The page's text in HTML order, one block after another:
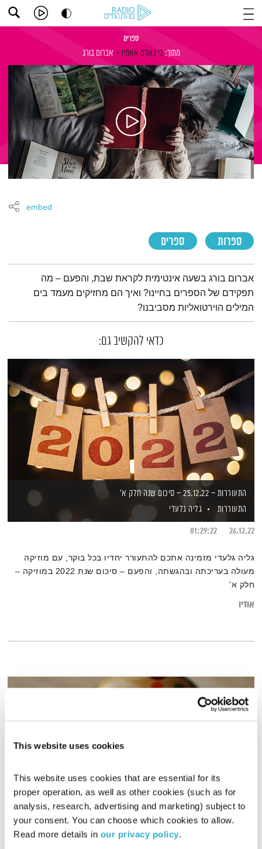
This website uses cookies
This website uses cookies that are essential for its
proper operation, as well as other cookies (such as for
analysis, research, advertising and marketing) subject to
your consent. You can choose which cookies to allow.
Read more details in our privacy policy.
ספרים
מתוך: כי באדם אאמין אברום בורג
ספרות ספרים
embed
תמצית הפודקאסט
אברום בורג בשעה אינטימית לקראת שבת, והפעם – מה
תפקידם של הספרים בחיינו? ואיך הם מחזיקים מעמד בים
המילים הוירטואליות מסביבנו?
כדאי להקשיב גם:
התעוררות – 25.12.22 – סיכום שנה חלק א'
התעוררות
גליה גלעדי
26.12.22
01:29:22
גליה גלעדי מזמינה אתכם להתעורר יחדיו בכל בוקר, עם מוזיקה
מעולה בעריכתה ובהגשתה, והפעם – סיכום שנת 2022 במוזיקה –
חלק א'
אודיו
עולם קטן – 23.1.17